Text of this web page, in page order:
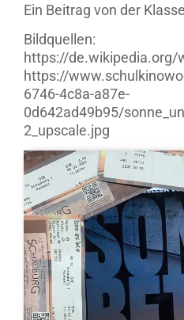
Ein Beitrag von der
Bildquellen:
https://de.wikipedia.org/
https://
6746-4c8a-a87e-
0d642ad49b95/
2_upscale.jpg